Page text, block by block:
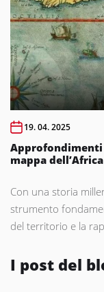
19. 04. 2025
mappa dell’Africa
Con una storia
strumento
del territorio e la
I post del